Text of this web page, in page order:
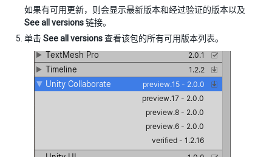
如果有可用更新，则会显示最新版本和经过验证的版本以及
See all versions链接。
单击See all versions查看该包的所有可用版本列表。